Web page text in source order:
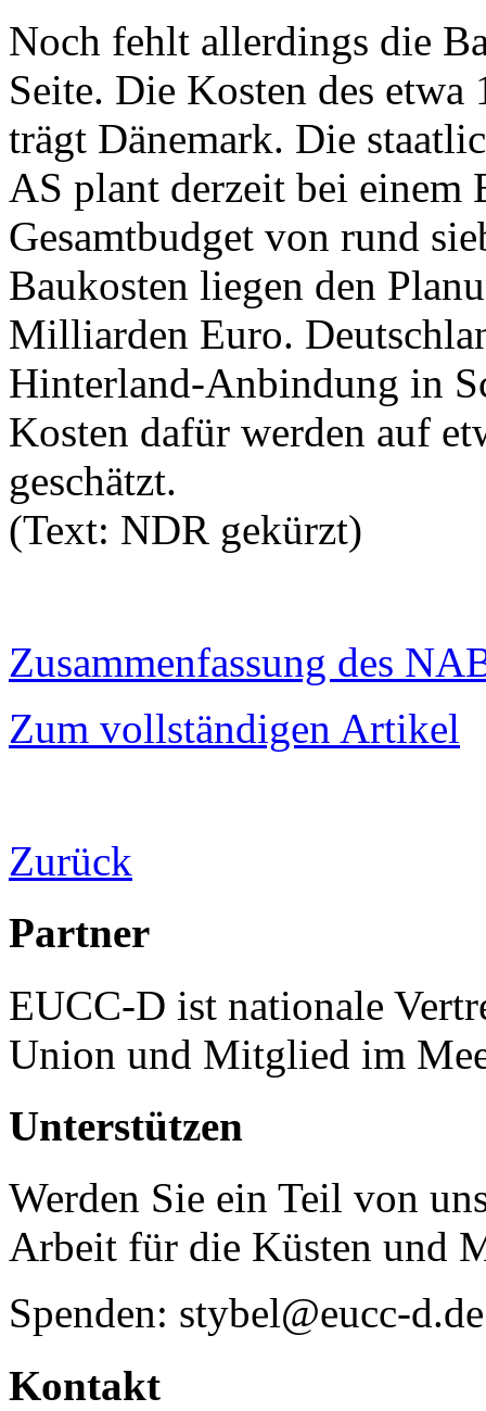
Noch fehlt allerdings die
Seite. Die Kosten des
trägt Dänemark. Die
AS plant derzeit bei einem
Gesamtbudget von rund
Baukosten liegen den
Milliarden Euro.
Hinterland-Anbindung in
Kosten dafür werden auf
geschätzt.
(Text: NDR gekürzt)
Zusammenfassung des
Zum vollständigen Artikel
Zurück
Partner
EUCC-D ist nationale
Union und Mitglied im
Unterstützen
Werden Sie ein Teil von
Arbeit für die Küsten und
Spenden: stybel@eucc-d.de
Kontakt